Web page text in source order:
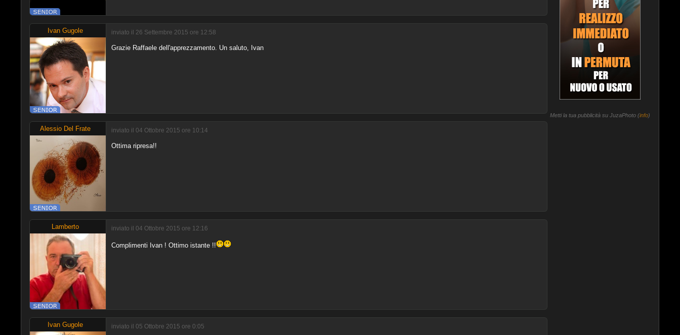
Ivan Gugole inviato il 26 Settembre 2015 ore 12:58
Grazie Raffaele dell'apprezzamento. Un saluto, Ivan
Alessio Del Frate inviato il 04 Ottobre 2015 ore 10:14
Ottima ripresa!!
Lamberto inviato il 04 Ottobre 2015 ore 12:16
Complimenti Ivan ! Ottimo istante !!
Ivan Gugole inviato il 05 Ottobre 2015 ore 0:05
Metti la tua pubblicità su JuzaPhoto (info)